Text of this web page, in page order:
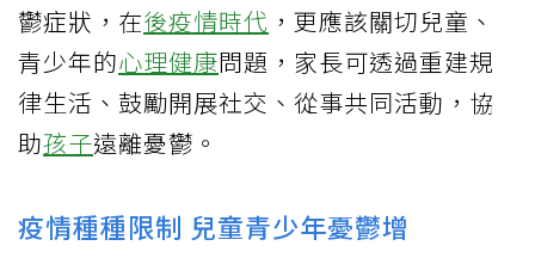
鬱症狀，在後疫情時代 ，更應該關切兒童、
青少年的心理健康問題，家長可透過重建規
律生活、鼓勵開展社交、從事共同活動，協
助孩子遠離憂鬱。
疫情種種限制 兒童青少年憂鬱增